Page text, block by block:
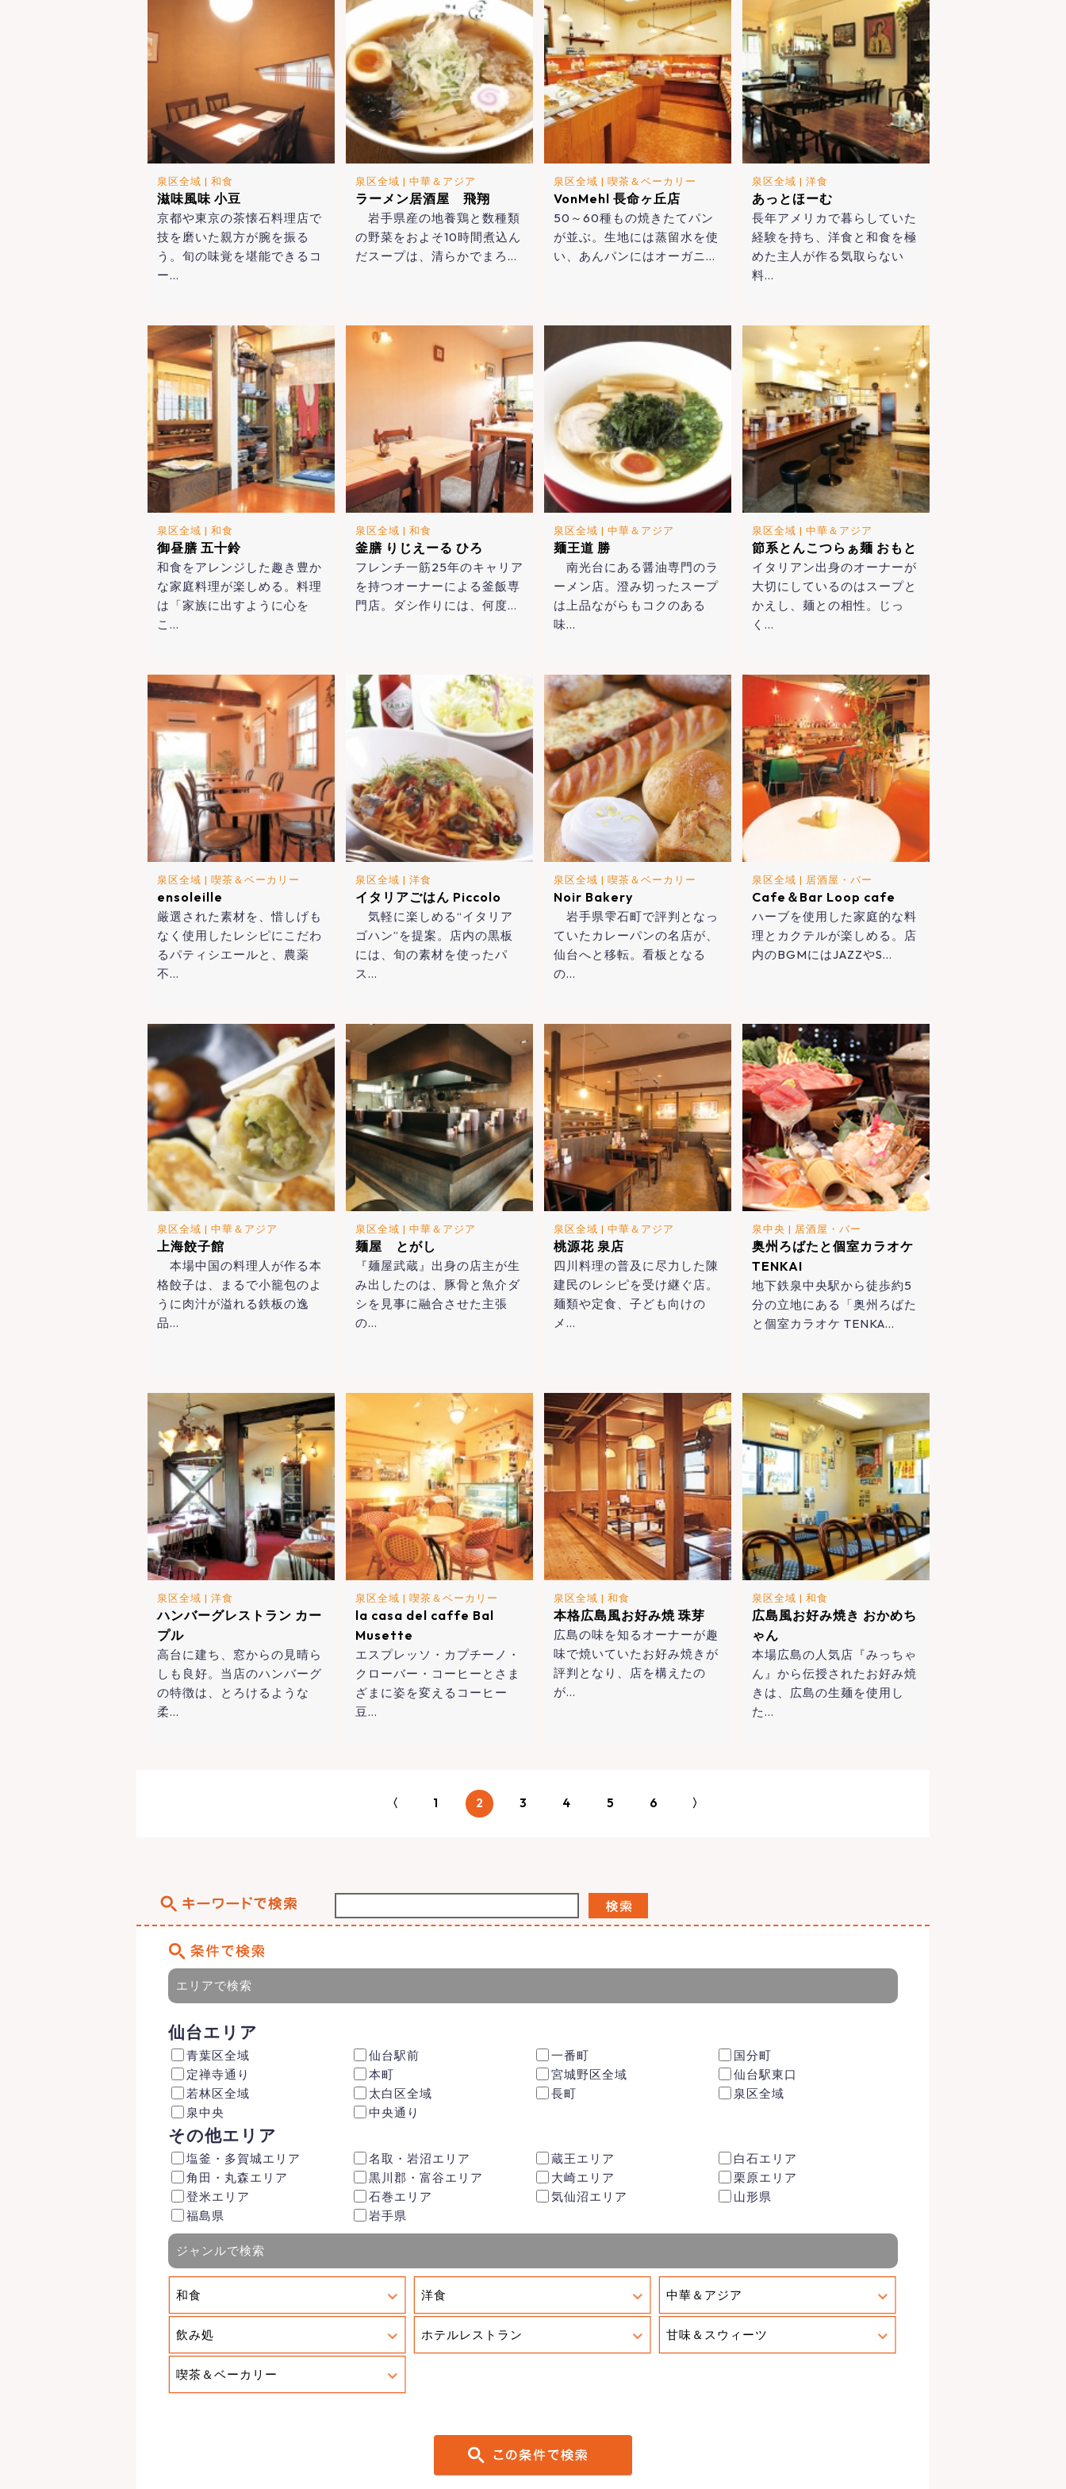
泉区全域 | 和食
滋味風味 小豆
京都や東京の茶懐石料理店で
技を磨いた親方が腕を振る
う。旬の味覚を堪能できるコ
ー…
泉区全域 | 中華＆アジア
ラーメン居酒屋 飛翔
岩手県産の地養鶏と数種類
の野菜をおよそ10時間煮込ん
だスープは、清らかでまろ…
泉区全域 | 喫茶＆ベーカリー
VonMehl 長命ヶ丘店
50～60種もの焼きたてパン
が並ぶ。生地には蒸留水を使
い、あんパンにはオーガニ…
泉区全域 | 洋食
あっとほーむ
長年アメリカで暮らしていた
経験を持ち、洋食と和食を極
めた主人が作る気取らない
料…
泉区全域 | 和食
御昼膳 五十鈴
和食をアレンジした趣き豊か
な家庭料理が楽しめる。料理
は「家族に出すように心を
こ…
泉区全域 | 和食
釜膳 りじえーる ひろ
フレンチ一筋25年のキャリア
を持つオーナーによる釜飯専
門店。ダシ作りには、何度…
泉区全域 | 中華＆アジア
麺王道 勝
南光台にある醤油専門のラ
ーメン店。澄み切ったスープ
は上品ながらもコクのある
味…
泉区全域 | 中華＆アジア
節系とんこつらぁ麺 おもと
イタリアン出身のオーナーが
大切にしているのはスープと
かえし、麺との相性。じっ
く…
泉区全域 | 喫茶＆ベーカリー
ensoleille
厳選された素材を、惜しげも
なく使用したレシピにこだわ
るパティシエールと、農薬
不…
泉区全域 | 洋食
イタリアごはん Piccolo
気軽に楽しめる“イタリア
ゴハン”を提案。店内の黒板
には、旬の素材を使ったパ
ス…
泉区全域 | 喫茶＆ベーカリー
Noir Bakery
岩手県雫石町で評判となっ
ていたカレーパンの名店が、
仙台へと移転。看板となる
の…
泉区全域 | 居酒屋・バー
Cafe＆Bar Loop cafe
ハーブを使用した家庭的な料
理とカクテルが楽しめる。店
内のBGMにはJAZZやS…
泉区全域 | 中華＆アジア
上海餃子館
本場中国の料理人が作る本
格餃子は、まるで小籠包のよ
うに肉汁が溢れる鉄板の逸
品…
泉区全域 | 中華＆アジア
麺屋 とがし
『麺屋武蔵』出身の店主が生
み出したのは、豚骨と魚介ダ
シを見事に融合させた主張
の…
泉区全域 | 中華＆アジア
桃源花 泉店
四川料理の普及に尽力した陳
建民のレシピを受け継ぐ店。
麺類や定食、子ども向けの
メ…
泉中央 | 居酒屋・バー
奥州ろばたと個室カラオケ
TENKAI
地下鉄泉中央駅から徒歩約5
分の立地にある「奥州ろばた
と個室カラオケ TENKA…
泉区全域 | 洋食
ハンバーグレストラン カー
プル
高台に建ち、窓からの見晴ら
しも良好。当店のハンバーグ
の特徴は、とろけるような
柔…
泉区全域 | 喫茶＆ベーカリー
la casa del caffe Bal
Musette
エスプレッソ・カプチーノ・
クローバー・コーヒーとさま
ざまに姿を変えるコーヒー
豆…
泉区全域 | 和食
本格広島風お好み焼 珠芽
広島の味を知るオーナーが趣
味で焼いていたお好み焼きが
評判となり、店を構えたの
が…
泉区全域 | 和食
広島風お好み焼き おかめち
ゃん
本場広島の人気店『みっちゃ
ん』から伝授されたお好み焼
きは、広島の生麺を使用し
た…
〈 1 2 3 4 5 6 〉
エリアで検索
仙台エリア
青葉区全域 仙台駅前 一番町
国分町
定禅寺通り
本町 宮城野区全域
仙台駅東口
若林区全域
太白区全域 長町
泉区全域
泉中央
中央通り
その他エリア
塩釜・多賀城エリア 名取・岩沼エリア 蔵王エリア
白石エリア
角田・丸森エリア
黒川郡・富谷エリア 大崎エリア
栗原エリア
登米エリア
石巻エリア 気仙沼エリア
山形県
福島県
岩手県
ジャンルで検索
和食 洋食 中華＆アジア
飲み処 ホテルレストラン 甘味＆スウィーツ
喫茶＆ベーカリー